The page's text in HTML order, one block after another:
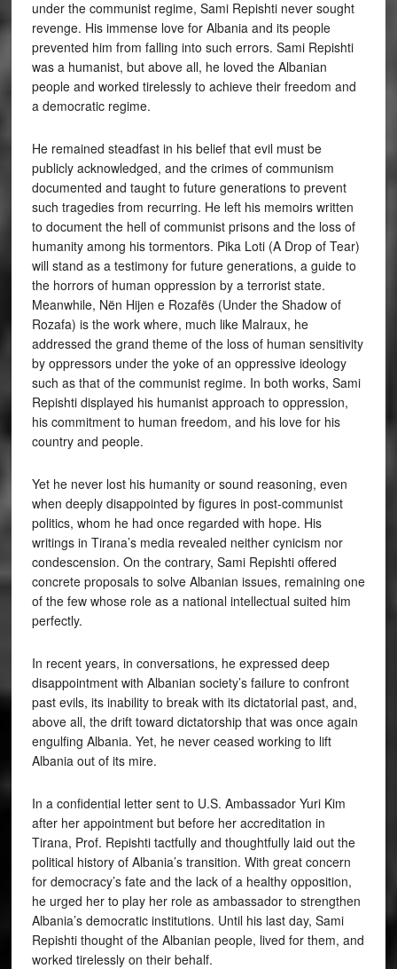
under the communist regime, Sami Repishti never sought
revenge. His immense love for Albania and its people
prevented him from falling into such errors. Sami Repishti
was a humanist, but above all, he loved the Albanian
people and worked tirelessly to achieve their freedom and
a democratic regime.
He remained steadfast in his belief that evil must be
publicly acknowledged, and the crimes of communism
documented and taught to future generations to prevent
such tragedies from recurring. He left his memoirs written
to document the hell of communist prisons and the loss of
humanity among his tormentors. Pika Loti (A Drop of Tear)
will stand as a testimony for future generations, a guide to
the horrors of human oppression by a terrorist state.
Meanwhile, Nën Hijen e Rozafës (Under the Shadow of
Rozafa) is the work where, much like Malraux, he
addressed the grand theme of the loss of human sensitivity
by oppressors under the yoke of an oppressive ideology
such as that of the communist regime. In both works, Sami
Repishti displayed his humanist approach to oppression,
his commitment to human freedom, and his love for his
country and people.
Yet he never lost his humanity or sound reasoning, even
when deeply disappointed by figures in post-communist
politics, whom he had once regarded with hope. His
writings in Tirana’s media revealed neither cynicism nor
condescension. On the contrary, Sami Repishti offered
concrete proposals to solve Albanian issues, remaining one
of the few whose role as a national intellectual suited him
perfectly.
In recent years, in conversations, he expressed deep
disappointment with Albanian society’s failure to confront
past evils, its inability to break with its dictatorial past, and,
above all, the drift toward dictatorship that was once again
engulfing Albania. Yet, he never ceased working to lift
Albania out of its mire.
In a confidential letter sent to U.S. Ambassador Yuri Kim
after her appointment but before her accreditation in
Tirana, Prof. Repishti tactfully and thoughtfully laid out the
political history of Albania’s transition. With great concern
for democracy’s fate and the lack of a healthy opposition,
he urged her to play her role as ambassador to strengthen
Albania’s democratic institutions. Until his last day, Sami
Repishti thought of the Albanian people, lived for them, and
worked tirelessly on their behalf.